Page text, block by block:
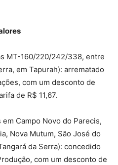
MT-160/220/242/338, entre
em Tapurah): arrematado
com um desconto de
de R$ 11,67.
Campo Novo do Parecis,
Nova Mutum, São José do
da Serra): concedido
com um desconto de